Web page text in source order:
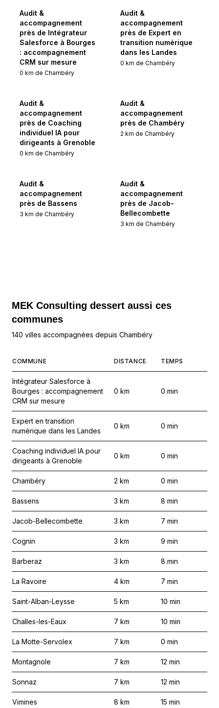
Audit &
accompagnement
près de Intégrateur
Salesforce à Bourges
: accompagnement
CRM sur mesure
0 km de Chambéry
Audit &
accompagnement
près de Expert en
transition numérique
dans les Landes
0 km de Chambéry
Audit &
accompagnement
près de Coaching
individuel IA pour
dirigeants à Grenoble
0 km de Chambéry
Audit &
accompagnement
près de Chambéry
2 km de Chambéry
Audit &
accompagnement
près de Bassens
3 km de Chambéry
Audit &
accompagnement
près de Jacob-
Bellecombette
3 km de Chambéry
MEK Consulting dessert aussi ces
communes
140 villes accompagnées depuis Chambéry
COMMUNE DISTANCE TEMPS
Intégrateur Salesforce à
Bourges : accompagnement
CRM sur mesure
0 km 0 min
Expert en transition
numérique dans les Landes
0 km 0 min
Coaching individuel IA pour
dirigeants à Grenoble
0 km 0 min
Chambéry 2 km 0 min
Bassens 3 km 8 min
Jacob-Bellecombette 3 km 7 min
Cognin 3 km 9 min
Barberaz 3 km 8 min
La Ravoire 4 km 7 min
Saint-Alban-Leysse 5 km 10 min
Challes-les-Eaux 7 km 10 min
La Motte-Servolex 7 km 0 min
Montagnole 7 km 12 min
Sonnaz 7 km 12 min
Vimines 8 km 15 min